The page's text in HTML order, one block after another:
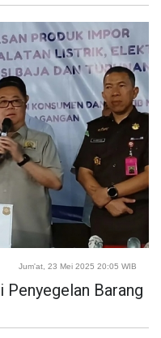
Jum'at, 23 Mei 2025 20:05 WIB
Barang